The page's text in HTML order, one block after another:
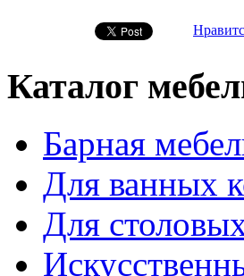
Каталог
Барная
Для ванных
Для